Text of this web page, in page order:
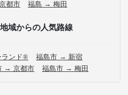
都市 福島 → 梅田
域からの人気路線
ンド®
福島市 → 新宿
→ 京都市 福島市 → 梅田